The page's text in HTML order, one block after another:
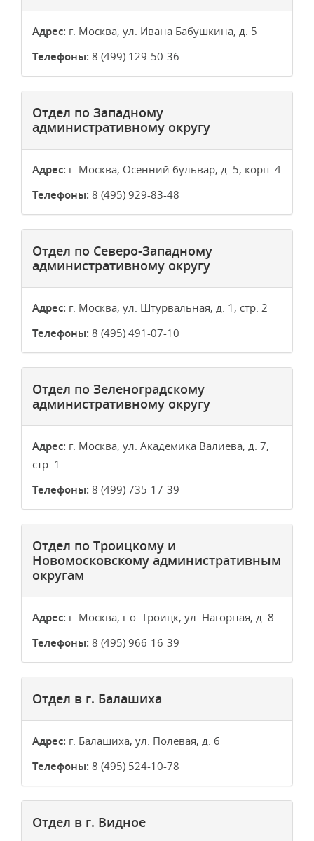
Адрес: г. Москва, ул. Ивана Бабушкина, д. 5
Телефоны: 8 (499) 129-50-36
Отдел по Западному
административному округу
Адрес: г. Москва, Осенний бульвар, д. 5, корп. 4
Телефоны: 8 (495) 929-83-48
Отдел по Северо-Западному
административному округу
Адрес: г. Москва, ул. Штурвальная, д. 1, стр. 2
Телефоны: 8 (495) 491-07-10
Отдел по Зеленоградскому
административному округу
Адрес: г. Москва, ул. Академика Валиева, д. 7,
стр. 1
Телефоны: 8 (499) 735-17-39
Отдел по Троицкому и
Новомосковскому административным
округам
Адрес: г. Москва, г.о. Троицк, ул. Нагорная, д. 8
Телефоны: 8 (495) 966-16-39
Отдел в г. Балашиха
Адрес: г. Балашиха, ул. Полевая, д. 6
Телефоны: 8 (495) 524-10-78
Отдел в г. Видное